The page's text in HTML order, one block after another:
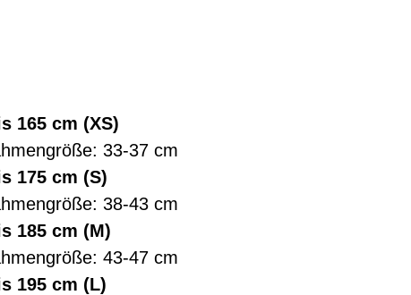
165 cm (XS)
33-37 cm
175 cm (S)
38-43 cm
185 cm (M)
43-47 cm
195 cm (L)